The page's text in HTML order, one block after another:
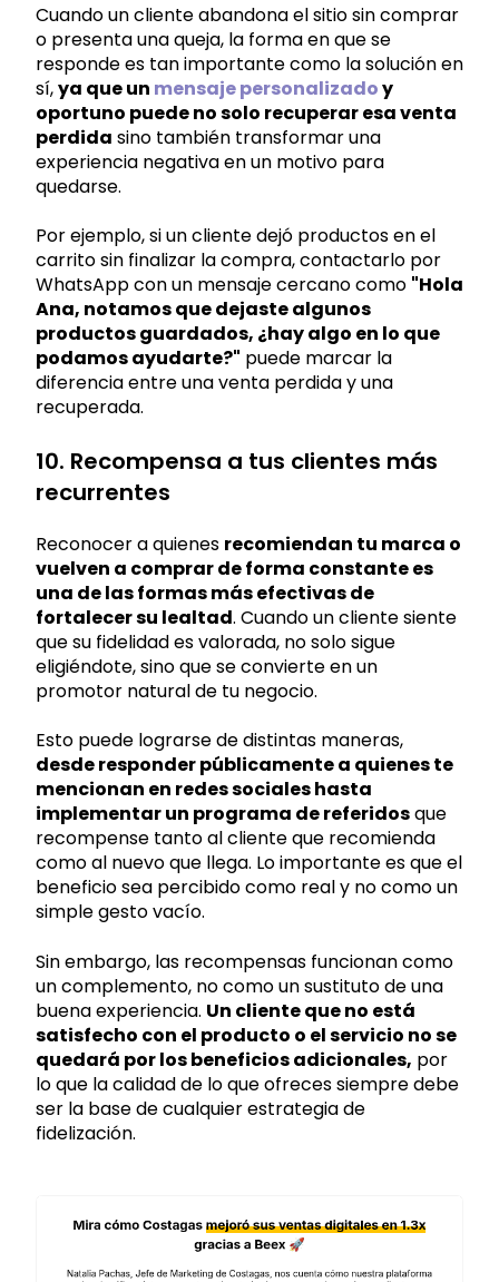
Cuando un cliente abandona el sitio sin comprar
o presenta una queja, la forma en que se
responde es tan importante como la solución en
sí,ya que un mensaje personalizadoy
oportuno puede no solo recuperar esa venta
perdida sino también transformar una
experiencia negativa en un motivo para
quedarse.
Por ejemplo, si un cliente dejó productos en el
carrito sin finalizar la compra, contactarlo por
WhatsApp con un mensaje cercano como "Hola
Ana, notamos que dejaste algunos
productos guardados, ¿hay algo en lo que
podamos ayudarte?" puede marcar la
diferencia entre una venta perdida y una
recuperada.
10. Recompensa a tus clientes más
recurrentes
Reconocer a quienes recomiendan tu marca o
vuelven a comprar de forma constante es
una de las formas más efectivas de
fortalecer su lealtad. Cuando un cliente siente
que su fidelidad es valorada, no solo sigue
eligiéndote, sino que se convierte en un
promotor natural de tu negocio.
Esto puede lograrse de distintas maneras,
desde responder públicamente a quienes te
mencionan en redes sociales hasta
implementar un programa de referidosque
recompense tanto al cliente que recomienda
como al nuevo que llega. Lo importante es que el
beneficio sea percibido como real y no como un
simple gesto vacío.
Sin embargo, las recompensas funcionan como
un complemento, no como un sustituto de una
buena experiencia. Un cliente que no está
satisfecho con el producto o el servicio no se
quedará por los beneficios adicionales, por
lo que la calidad de lo que ofreces siempre debe
ser la base de cualquier estrategia de
fidelización.